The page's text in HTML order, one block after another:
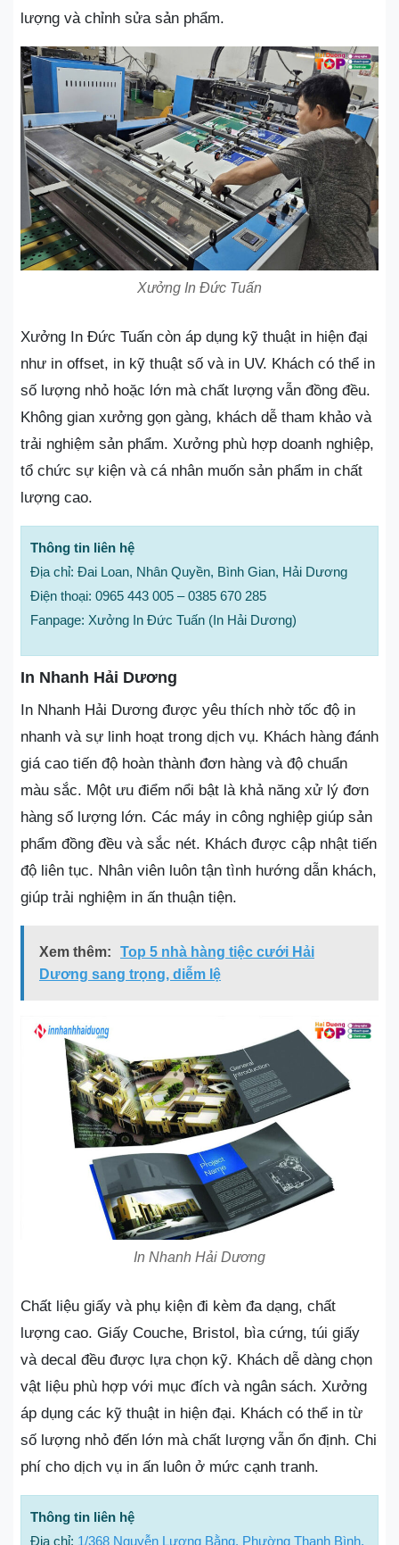
lượng và chỉnh sửa sản phẩm.
Xưởng In Đức Tuấn
Xưởng In Đức Tuấn còn áp dụng kỹ thuật in hiện đại
như in offset, in kỹ thuật số và in UV. Khách có thể in
số lượng nhỏ hoặc lớn mà chất lượng vẫn đồng đều.
Không gian xưởng gọn gàng, khách dễ tham khảo và
trải nghiệm sản phẩm. Xưởng phù hợp doanh nghiệp,
tổ chức sự kiện và cá nhân muốn sản phẩm in chất
lượng cao.
Thông tin liên hệ
Địa chỉ: Đai Loan, Nhân Quyền, Bình Gian, Hải Dương
Điện thoại: 0965 443 005 – 0385 670 285
Fanpage: Xưởng In Đức Tuấn (In Hải Dương)
In Nhanh Hải Dương
In Nhanh Hải Dương được yêu thích nhờ tốc độ in
nhanh và sự linh hoạt trong dịch vụ. Khách hàng đánh
giá cao tiến độ hoàn thành đơn hàng và độ chuẩn
màu sắc. Một ưu điểm nổi bật là khả năng xử lý đơn
hàng số lượng lớn. Các máy in công nghiệp giúp sản
phẩm đồng đều và sắc nét. Khách được cập nhật tiến
độ liên tục. Nhân viên luôn tận tình hướng dẫn khách,
giúp trải nghiệm in ấn thuận tiện.
Xem thêm:
Top 5 nhà hàng tiệc cưới Hải
Dương sang trọng, diễm lệ
In Nhanh Hải Dương
Chất liệu giấy và phụ kiện đi kèm đa dạng, chất
lượng cao. Giấy Couche, Bristol, bìa cứng, túi giấy
và decal đều được lựa chọn kỹ. Khách dễ dàng chọn
vật liệu phù hợp với mục đích và ngân sách. Xưởng
áp dụng các kỹ thuật in hiện đại. Khách có thể in từ
số lượng nhỏ đến lớn mà chất lượng vẫn ổn định. Chi
phí cho dịch vụ in ấn luôn ở mức cạnh tranh.
Thông tin liên hệ
Địa chỉ: 1/368 Nguyễn Lương Bằng, Phường Thanh Bình,